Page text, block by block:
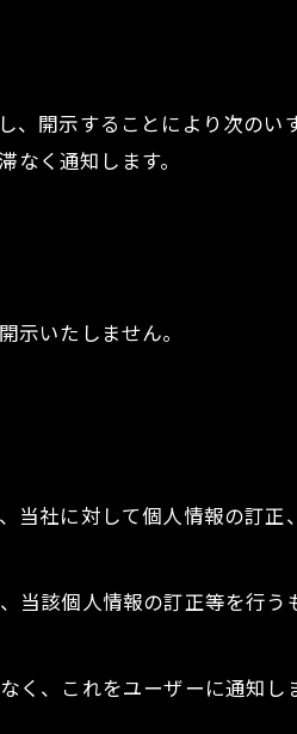
、開示することにより次のい
く通知します。
いたしません。
当社に対して個人情報の訂正
当該個人情報の訂正等を行う
、これをユーザーに通知し